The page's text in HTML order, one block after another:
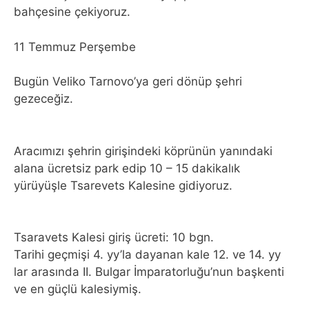
bahçesine çekiyoruz.
11 Temmuz Perşembe
Bugün Veliko Tarnovo’ya geri dönüp şehri
gezeceğiz.
Aracımızı şehrin girişindeki köprünün yanındaki
alana ücretsiz park edip 10 – 15 dakikalık
yürüyüşle Tsarevets Kalesine gidiyoruz.
Tsaravets Kalesi giriş ücreti: 10 bgn.
Tarihi geçmişi 4. yy’la dayanan kale 12. ve 14. yy
lar arasında II. Bulgar İmparatorluğu’nun başkenti
ve en güçlü kalesiymiş.